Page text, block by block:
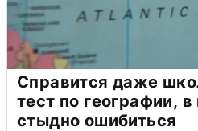
Справится даже
тест по географии,
стыдно ошибиться